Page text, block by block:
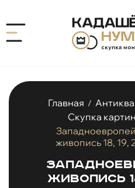
Главная /
Скупка картин
живопись 18, 19,
живопись